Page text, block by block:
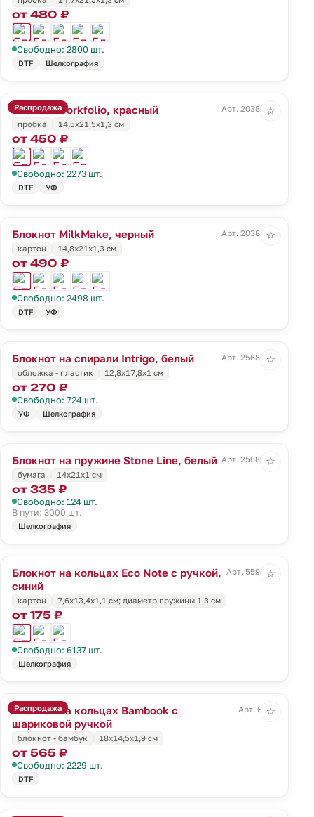
от 480 ₽
Свободно: 2800 шт.
DTF Шелкография
Распродажа
Блокнот Corkfolio, красный
Арт. 20380.50
пробка
14,5х21,5х1,3 см
от 450 ₽
Свободно: 2273 шт.
DTF УФ
☆
Блокнот MilkMake, черный
Арт. 20381.30
картон
14,8х21х1,3 см
от 490 ₽
Свободно: 2498 шт.
DTF УФ
☆
Блокнот на спирали Intrigo, белый
Арт. 25686.60
обложка - пластик
12,8х17,8х1 см
от 270 ₽
Свободно: 724 шт.
УФ Шелкография
☆
Блокнот на пружине Stone Line, белый Арт. 25689.60
бумага
14х21х1 см
от 335 ₽
Свободно: 124 шт.
В пути: 3000 шт.
Шелкография
☆
Блокнот на кольцах Eco Note с ручкой,
синий
Арт. 5596.40
картон 7,6x13,4x1,1 см; диаметр пружины 1,3 см
от 175 ₽
Свободно: 6137 шт.
Шелкография
☆
Распродажа
Блокнот на кольцах Bambook с
шариковой ручкой
Арт. 6584
блокнот - бамбук 18х14,5х1,9 см
от 565 ₽
Свободно: 2229 шт.
DTF
☆